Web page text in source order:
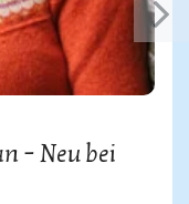
– Neu bei